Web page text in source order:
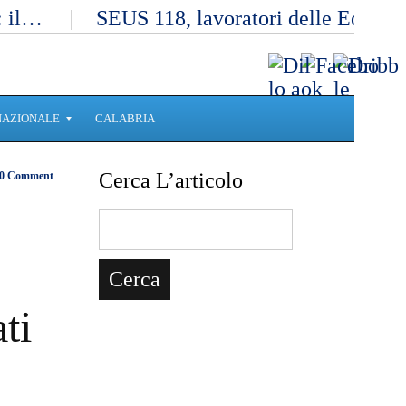
il… SEUS 118, lavoratori delle
CALABRIA
Comment Cerca L’articolo